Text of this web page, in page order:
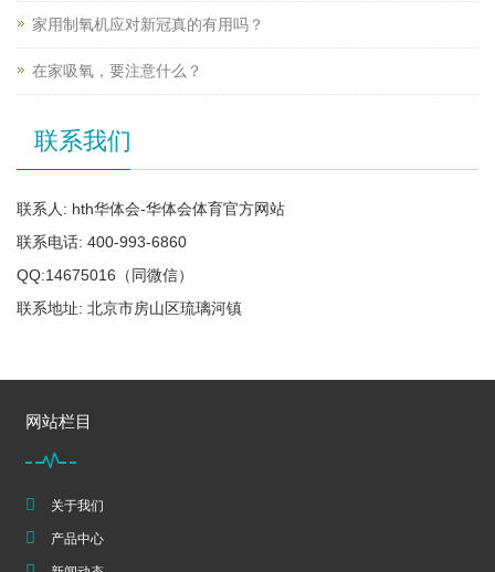
家用制氧机应对新冠真的有用吗？
在家吸氧，要注意什么？
联系我们
联系人: hth华体会-华体会体育官方网站
联系电话: 400-993-6860
QQ:14675016（同微信）
联系地址: 北京市房山区琉璃河镇
网站栏目
关于我们
产品中心